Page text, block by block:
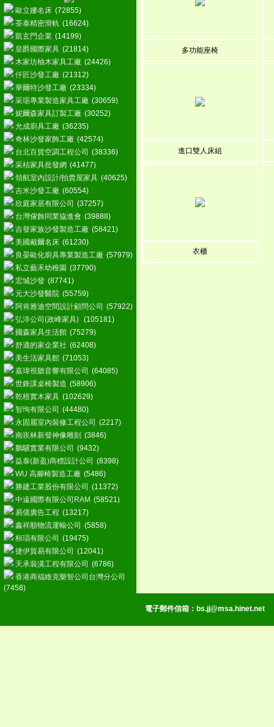
歐立娜名床 (72855)
荃泰精密滑軌 (16624)
凱玄門企業 (14199)
皇爵國際家具 (21814)
木家坊柚木家具工廠 (24426)
仟匠沙發工廠 (21312)
華爾特沙發工廠 (23334)
采琚專業製造家具工廠 (30659)
妮爾森家具訂製工廠 (30252)
允成廚具工廠 (36235)
奇林沙發家飾工廠 (42574)
台北百貨空調工程公司 (38336)
采桔家具批發網 (41477)
領航室內設計/拍賣屋家具 (40625)
吉米沙發工廠 (60554)
欣庭家居有限公司 (37257)
台灣傢飾同業協進會 (39888)
吉發家族沙發製造工廠 (58421)
美國戴爾名床 (61230)
良晏歐化廚具專業製造工廠 (57979)
私立藝禾幼稚園 (37790)
宏城沙發 (87741)
元大沙發醫院 (55759)
阿肯雅迪空間設計顧問公司 (57922)
弘洋公司(政峰家具) (105181)
國森家具生活館 (75279)
舒適的家企業社 (62408)
美生活家具館 (71053)
嘉瑋視聽音響有限公司 (64085)
世鋒課桌椅製造 (58906)
乾梧實木家具 (102629)
智珣有限公司 (44480)
永固麗室內裝修工程公司 (2217)
南崁林新發神像雕刻 (3846)
鵬驥實業有限公司 (9432)
益泰(新盈)商標設計公司 (8398)
WU 高腳椅製造工廠 (5486)
勝建工業股份有限公司 (11372)
中遠國際有限公司RAM (58521)
易億廣告工程 (13217)
鑫祥順物流運輸公司 (5858)
桓琩有限公司 (19475)
捷伊貿易有限公司 (12041)
天承裝潢工程有限公司 (6786)
香港商福維克樂智公司台灣分公司
(7458)
多功能座椅
進口雙人床組
衣櫃
電子郵件信箱： bs.jj@msa.hinet.net